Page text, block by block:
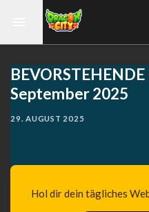
BEVORSTEHENDE
September 2025
29. AUGUST 2025
Hol dir dein tägliches